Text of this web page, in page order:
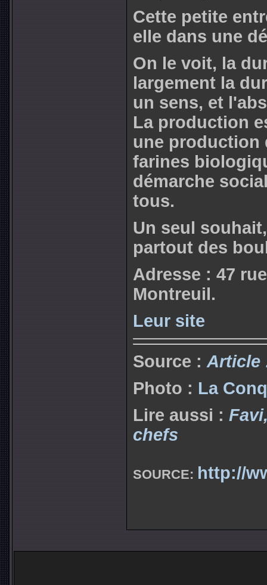
Cette petite
elle dans une
On le voit, la
largement la
un sens, et
La production
une production
farines
démarche
tous.
Un seul
partout des
Adresse : 47
Montreuil.
Leur site
Source : Article
Photo : La
Lire aussi :
chefs
SOURCE: http://